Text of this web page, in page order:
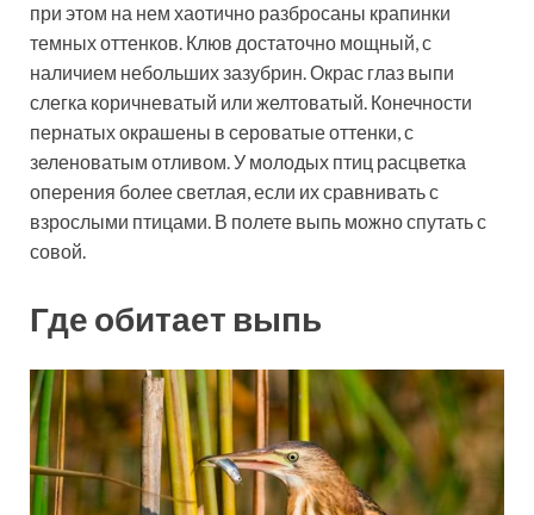
при этом на нем хаотично разбросаны крапинки
темных оттенков. Клюв достаточно мощный, с
наличием небольших зазубрин. Окрас глаз выпи
слегка коричневатый или желтоватый. Конечности
пернатых окрашены в сероватые оттенки, с
зеленоватым отливом. У молодых птиц расцветка
оперения более светлая, если их сравнивать с
взрослыми птицами. В полете выпь можно спутать с
совой.
Где обитает выпь